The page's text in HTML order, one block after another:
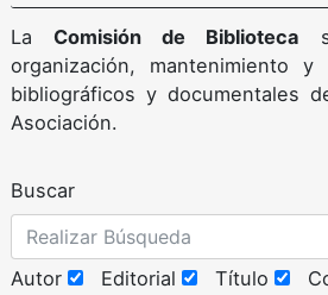
LaComisión de Biblioteca
organización, mantenimiento
bibliográficos y documentales
Asociación.
Buscar
Autor Editorial Título